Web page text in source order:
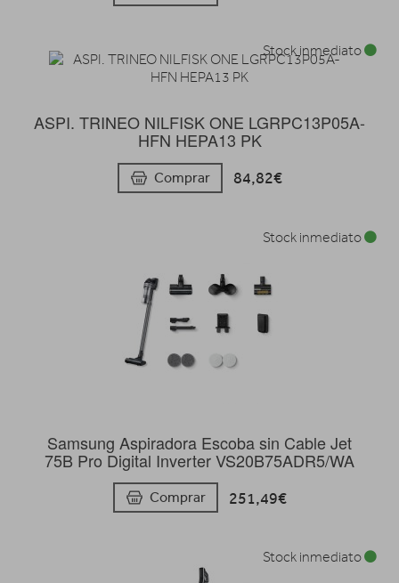
ASPI. TRINEO NILFISK ONE LGRPC13P05A-
HFN HEPA13 PK
Comprar 84,82€
Stock inmediato
Samsung Aspiradora Escoba sin Cable Jet
75B Pro Digital Inverter VS20B75ADR5/WA
Comprar 251,49€
Stock inmediato
Stock inmediato